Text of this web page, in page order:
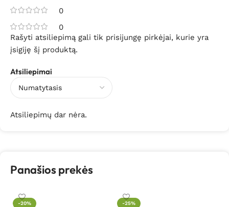
0
0
Atsiliepimai
Atsiliepimų dar nėra.
Rašyti atsiliepimą gali tik prisijungę pirkėjai, kurie yra
įsigiję šį produktą.
Panašios prekės
-20%
-25%